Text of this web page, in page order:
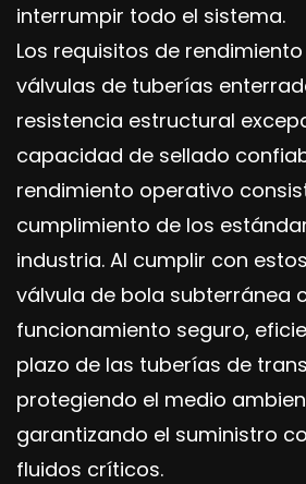
interrumpir todo el sistema.
Los requisitos de
válvulas de tuberías
resistencia estructural
capacidad de sellado
rendimiento operativo
cumplimiento de los
industria. Al cumplir con
válvula de bola subterránea
funcionamiento seguro,
plazo de las tuberías de
protegiendo el medio
garantizando el suministro
fluidos críticos.